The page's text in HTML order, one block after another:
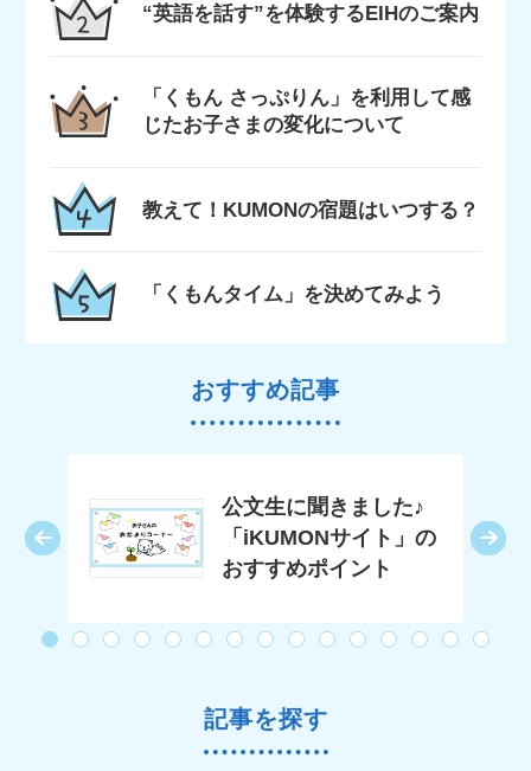
“英語を話す”を体験するEIHのご案内
「くもん さっぷりん」を利用して感
じたお子さまの変化について
教えて！KUMONの宿題はいつする？
「くもんタイム」を決めてみよう
おすすめ記事
公文生に聞きました♪
「iKUMONサイト」の
おすすめポイント
記事を探す